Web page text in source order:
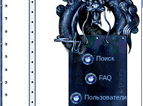
Поиск
FAQ
Пользователи